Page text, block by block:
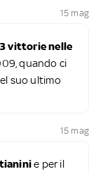
15 mag
vittorie nelle
quando ci
suo ultimo
15 mag
e per il